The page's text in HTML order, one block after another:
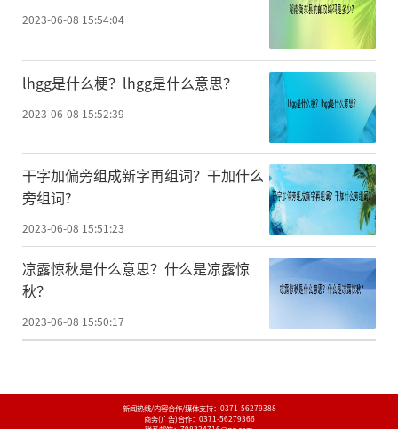
2023-06-08 15:54:04
lhgg是什么梗？lhgg是什么意思？
2023-06-08 15:52:39
干字加偏旁组成新字再组词？干加什么
旁组词?
2023-06-08 15:51:23
凉露惊秋是什么意思？什么是凉露惊
秋？
2023-06-08 15:50:17
新闻热线/内容合作/媒体支持： 0371-56279388
商务(广告)合作： 0371-56279366